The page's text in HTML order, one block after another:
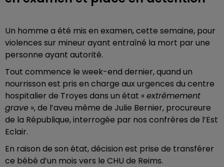
Un homme a été mis en examen, cette semaine, pour
violences sur mineur ayant entraîné la mort par une
personne ayant autorité.
Tout commence le week-end dernier, quand un
nourrisson est pris en charge aux urgences du centre
hospitalier de Troyes dans un état «extrêmement
grave », de l’aveu même de Julie Bernier, procureure
de la République, interrogée par nos confrères de l’Est
Eclair.
En raison de son état, décision est prise de transférer
ce bébé d’un mois vers le CHU de Reims.